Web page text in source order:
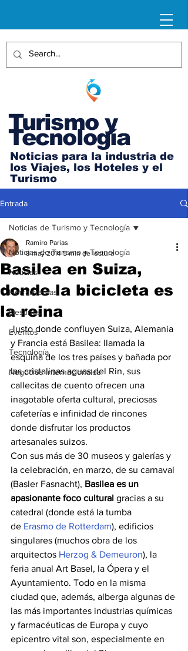
Turismo y
Tecnología
Noticias para la industria de
los Viajes, los Hoteles y el
Turismo
Entrada
Noticias de Turismo y Tecnología
Noticias
Herramientas
Destinos
Eventos
Tecnología
Negocios Internacionales
Noticias de Turismo y Tecnología
Basilea en Suiza,
donde la bicicleta es
la reina
Ramiro Parias
8 may 2014 5 min de lectura
Justo donde confluyen Suiza, Alemania
y Francia está Basilea: llamada la
esquina de los tres países y bañada por
las cristalinas aguas del Rin, sus
callecitas de cuento ofrecen una
inagotable oferta cultural, preciosas
cafeterías e infinidad de rincones
donde disfrutar los productos
artesanales suizos.
Con sus más de 30 museos y galerías y
la celebración, en marzo, de su carnaval
(Basler Fasnacht), Basilea es un
apasionante foco cultural gracias a su
catedral (donde está la tumba
de Erasmo de Rotterdam), edificios
singulares (muchos obra de los
arquitectos Herzog & Demeuron), la
feria anual Art Basel, la Ópera y el
Ayuntamiento. Todo en la misma
ciudad que, además, alberga algunas de
las más importantes industrias químicas
y farmacéuticas de Europa y cuyo
epicentro vital son, especialmente en